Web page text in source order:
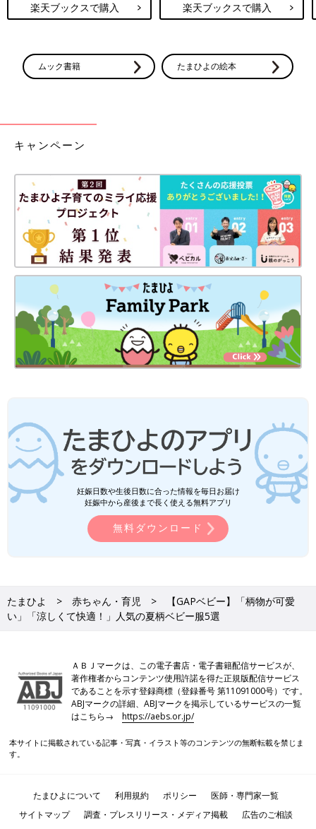
楽天ブックスで購入 楽天ブックスで購入
ムック書籍 たまひよの絵本
キャンペーン
妊娠日数や生後日数に合った情報を毎日お届け
妊娠中から産後まで長く使える無料アプリ
無料ダウンロード
たまひよ 赤ちゃん・育児
【GAPベビー】「柄物が可愛
い」「涼しくて快適！」人気の夏柄ベビー服5選
ＡＢＪマークは、この電子書店・電子書籍配信サービスが、
著作権者からコンテンツ使用許諾を得た正規版配信サービス
であることを示す登録商標（登録番号 第11091000号）です。
ABJマークの詳細、ABJマークを掲示しているサービスの一覧
はこちら→https://aebs.or.jp/
本サイトに掲載されている記事・写真・イラスト等のコンテンツの無断転載を禁じま
す。
たまひよについて 利用規約 ポリシー
医師・専門家一覧
サイトマップ
調査・プレスリリース・メディア掲載
広告のご相談